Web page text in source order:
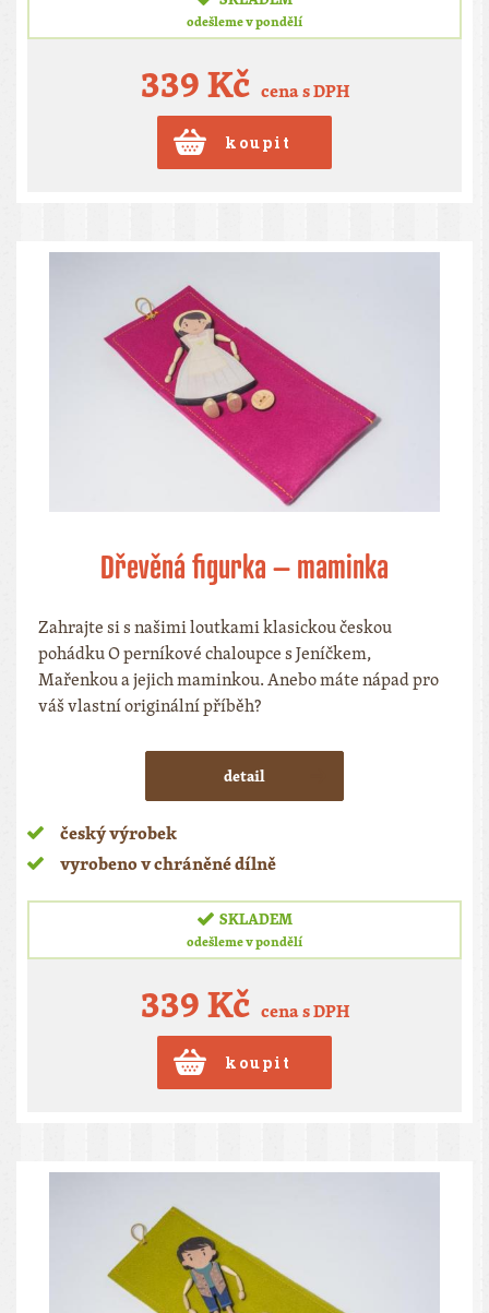
odešleme v pondělí
339 Kč cena s DPH
Dřevěná figurka – maminka
Zahrajte si s našimi loutkami klasickou českou
pohádku O perníkové chaloupce s Jeníčkem,
Mařenkou a jejich maminkou. Anebo máte nápad pro
váš vlastní originální příběh?
detail
český výrobek
vyrobeno v chráněné dílně
SKLADEM
odešleme v pondělí
339 Kč cena s DPH